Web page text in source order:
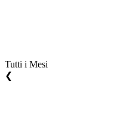
Tutti i Mesi
❮